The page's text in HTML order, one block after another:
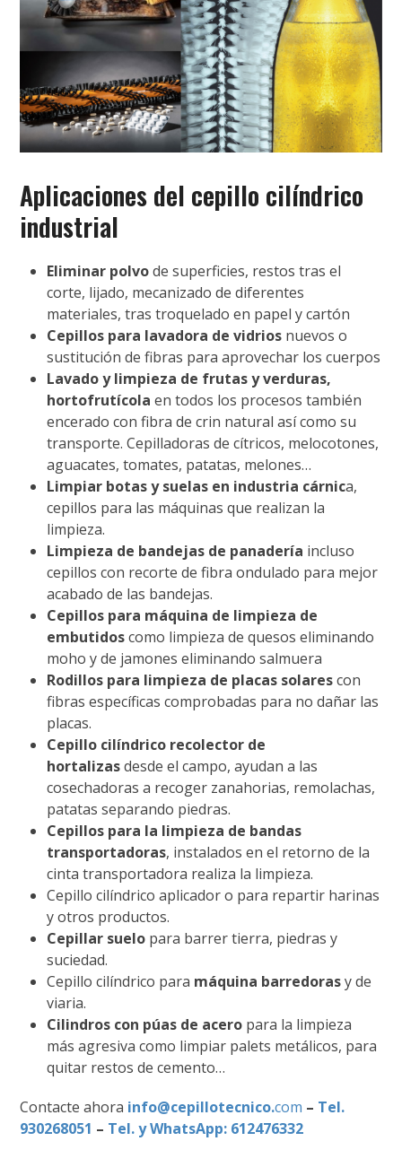
Aplicaciones del cepillo cilíndrico
industrial
Eliminar polvode superficies, restos tras el
corte, lijado, mecanizado de diferentes
materiales, tras troquelado en papel y cartón
Cepillos para lavadora de vidrios nuevos o
sustitución de fibras para aprovechar los cuerpos
Lavado y limpieza de frutas y verduras,
hortofrutícola en todos los procesos también
encerado con fibra de crin natural así como su
transporte. Cepilladoras de cítricos, melocotones,
aguacates, tomates, patatas, melones…
Limpiar botas y suelas en industria cárnica,
cepillos para las máquinas que realizan la
limpieza.
Limpieza de bandejas de panadería incluso
cepillos con recorte de fibra ondulado para mejor
acabado de las bandejas.
Cepillos para máquina de limpieza de
embutidoscomo limpieza de quesos eliminando
moho y de jamones eliminando salmuera
Rodillos para limpieza de placas solarescon
fibras específicas comprobadas para no dañar las
placas.
Cepillo cilíndrico recolector de
hortalizasdesde el campo, ayudan a las
cosechadoras a recoger zanahorias, remolachas,
patatas separando piedras.
Cepillos para la limpieza de bandas
transportadoras, instalados en el retorno de la
cinta transportadora realiza la limpieza.
Cepillo cilíndrico aplicador o para repartir harinas
y otros productos.
Cepillar suelo para barrer tierra, piedras y
suciedad.
Cepillo cilíndrico para máquina barredorasy de
viaria.
Cilindros con púas de acero para la limpieza
más agresiva como limpiar palets metálicos, para
quitar restos de cemento…
Contacte ahora info@cepillotecnico.com – Tel.
930268051 – Tel. y WhatsApp: 612476332